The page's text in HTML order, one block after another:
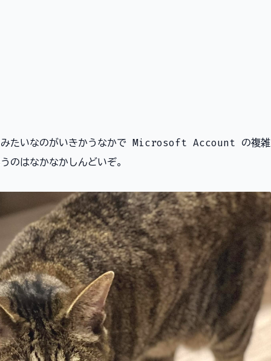
みたいなのがいきかうなかで Microsoft Account の複雑
のはなかなかしんどいぞ。